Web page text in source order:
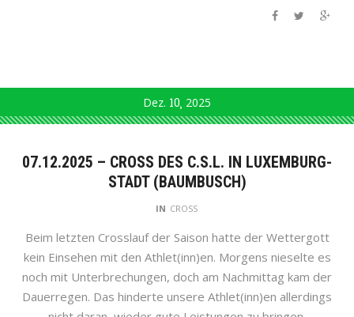
Dez. 10 2025
07.12.2025 – CROSS DES C.S.L. IN LUXEMBURG-
STADT (BAUMBUSCH)
IN CROSS
Beim letzten Crosslauf der Saison hatte der Wettergott
kein Einsehen mit den Athlet(inn)en. Morgens nieselte es
noch mit Unterbrechungen, doch am Nachmittag kam der
Dauerregen. Das hinderte unsere Athlet(inn)en allerdings